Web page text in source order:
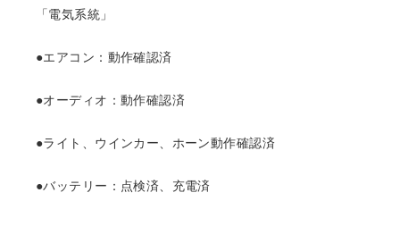
「電気系統」
●エアコン：動作確認済
●オーディオ：動作確認済
●ライト、ウインカー、ホーン動作確認済
●バッテリー：点検済、充電済